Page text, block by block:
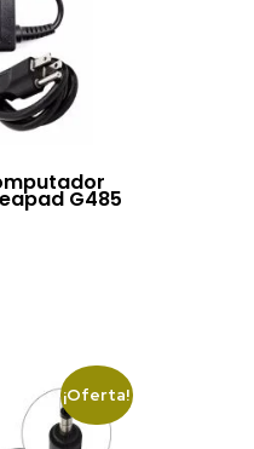
G485
¡Oferta!